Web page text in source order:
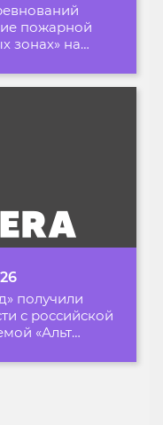
пожарной
зонах» на
получили
с российской
«Альт